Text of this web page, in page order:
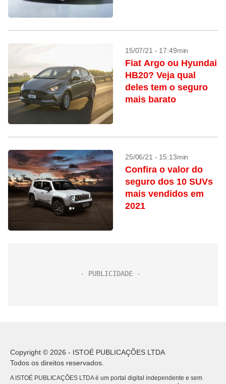
15/07/21 - 17:49min
Fiat Argo ou Hyundai
HB20? Veja qual
deles tem o seguro
mais barato
25/06/21 - 15:13min
Confira o valor do
seguro dos 10 SUVs
mais vendidos em
2021
Copyright © 2026 - ISTOÉ PUBLICAÇÕES LTDA
Todos os direitos reservados.
A ISTOÉ PUBLICAÇÕES LTDA é um portal digital independente e sem